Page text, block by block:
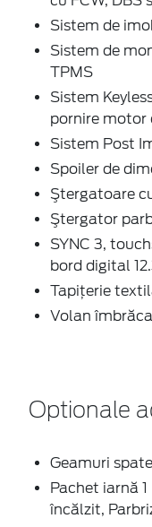
Sistem de
Sistem de
TPMS
Sistem
pornire motor
Sistem Post
Spoiler de
Ştergatoare
Ştergator
SYNC 3,
bord digital
Tapiţerie
Volan
Optionale
Geamuri
Pachet iarnă
încălzit,